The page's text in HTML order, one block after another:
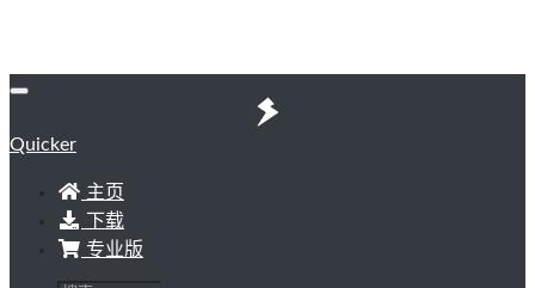
Quicker
主页
下载
专业版